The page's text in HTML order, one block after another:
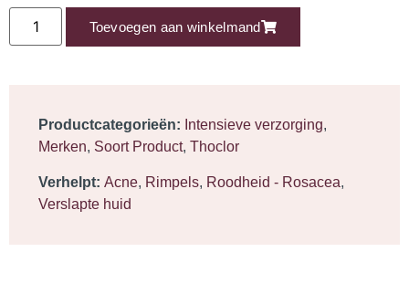
Toevoegen aan winkelmand
Productcategorieën: Intensieve verzorging,
Merken, Soort Product, Thoclor
Verhelpt: Acne, Rimpels, Roodheid - Rosacea,
Verslapte huid